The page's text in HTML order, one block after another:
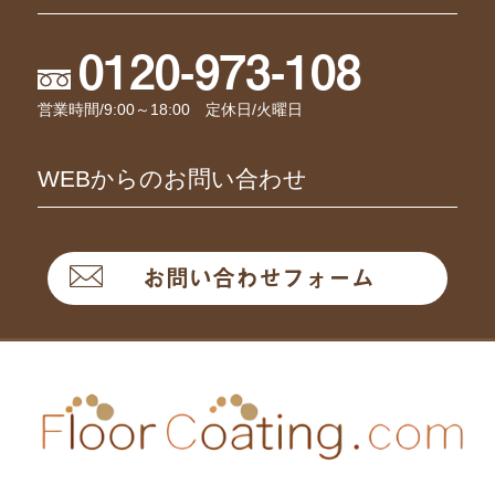
0120-973-108
営業時間/9:00～18:00 定休日/火曜日
WEBからのお問い合わせ
お問い合わせフォーム